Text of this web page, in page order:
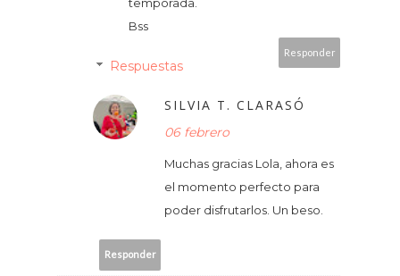
Bss
Responder
Respuestas
SILVIA T. CLARASÓ
06 febrero
Muchas gracias Lola, ahora es
el momento perfecto para
poder disfrutarlos. Un beso.
Responder